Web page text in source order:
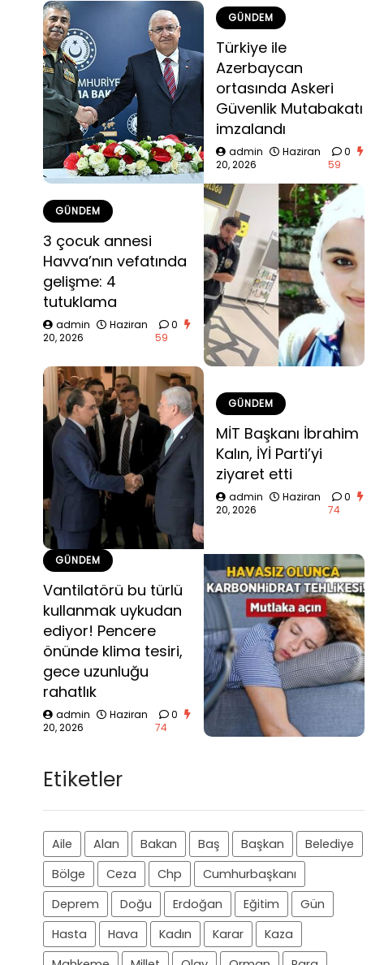
GÜNDEM
Türkiye ile
Azerbaycan
ortasında Askeri
Güvenlik Mutabakatı
imzalandı
admin
Haziran
20, 2026
0
59
GÜNDEM
3 çocuk annesi
Havva’nın vefatında
gelişme: 4
tutuklama
admin
Haziran
20, 2026
0
59
GÜNDEM
MİT Başkanı İbrahim
Kalın, İYİ Parti’yi
ziyaret etti
admin
Haziran
20, 2026
0
74
GÜNDEM
Vantilatörü bu türlü
kullanmak uykudan
ediyor! Pencere
önünde klima tesiri,
gece uzunluğu
rahatlık
admin
Haziran
20, 2026
0
74
Etiketler
Aile Alan Bakan Baş Başkan
Belediye
Bölge
Ceza Chp
Cumhurbaşkanı
Deprem
Doğu Erdoğan Eğitim
Gün
Hasta
Hava Kadın Karar
Kaza